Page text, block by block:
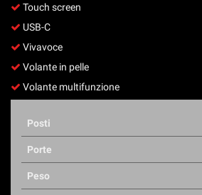
Touch screen
USB-C
Vivavoce
Volante in pelle
Volante multifunzione
Posti
Porte
Peso